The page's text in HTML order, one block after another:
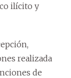
ilícito y
realizada
de